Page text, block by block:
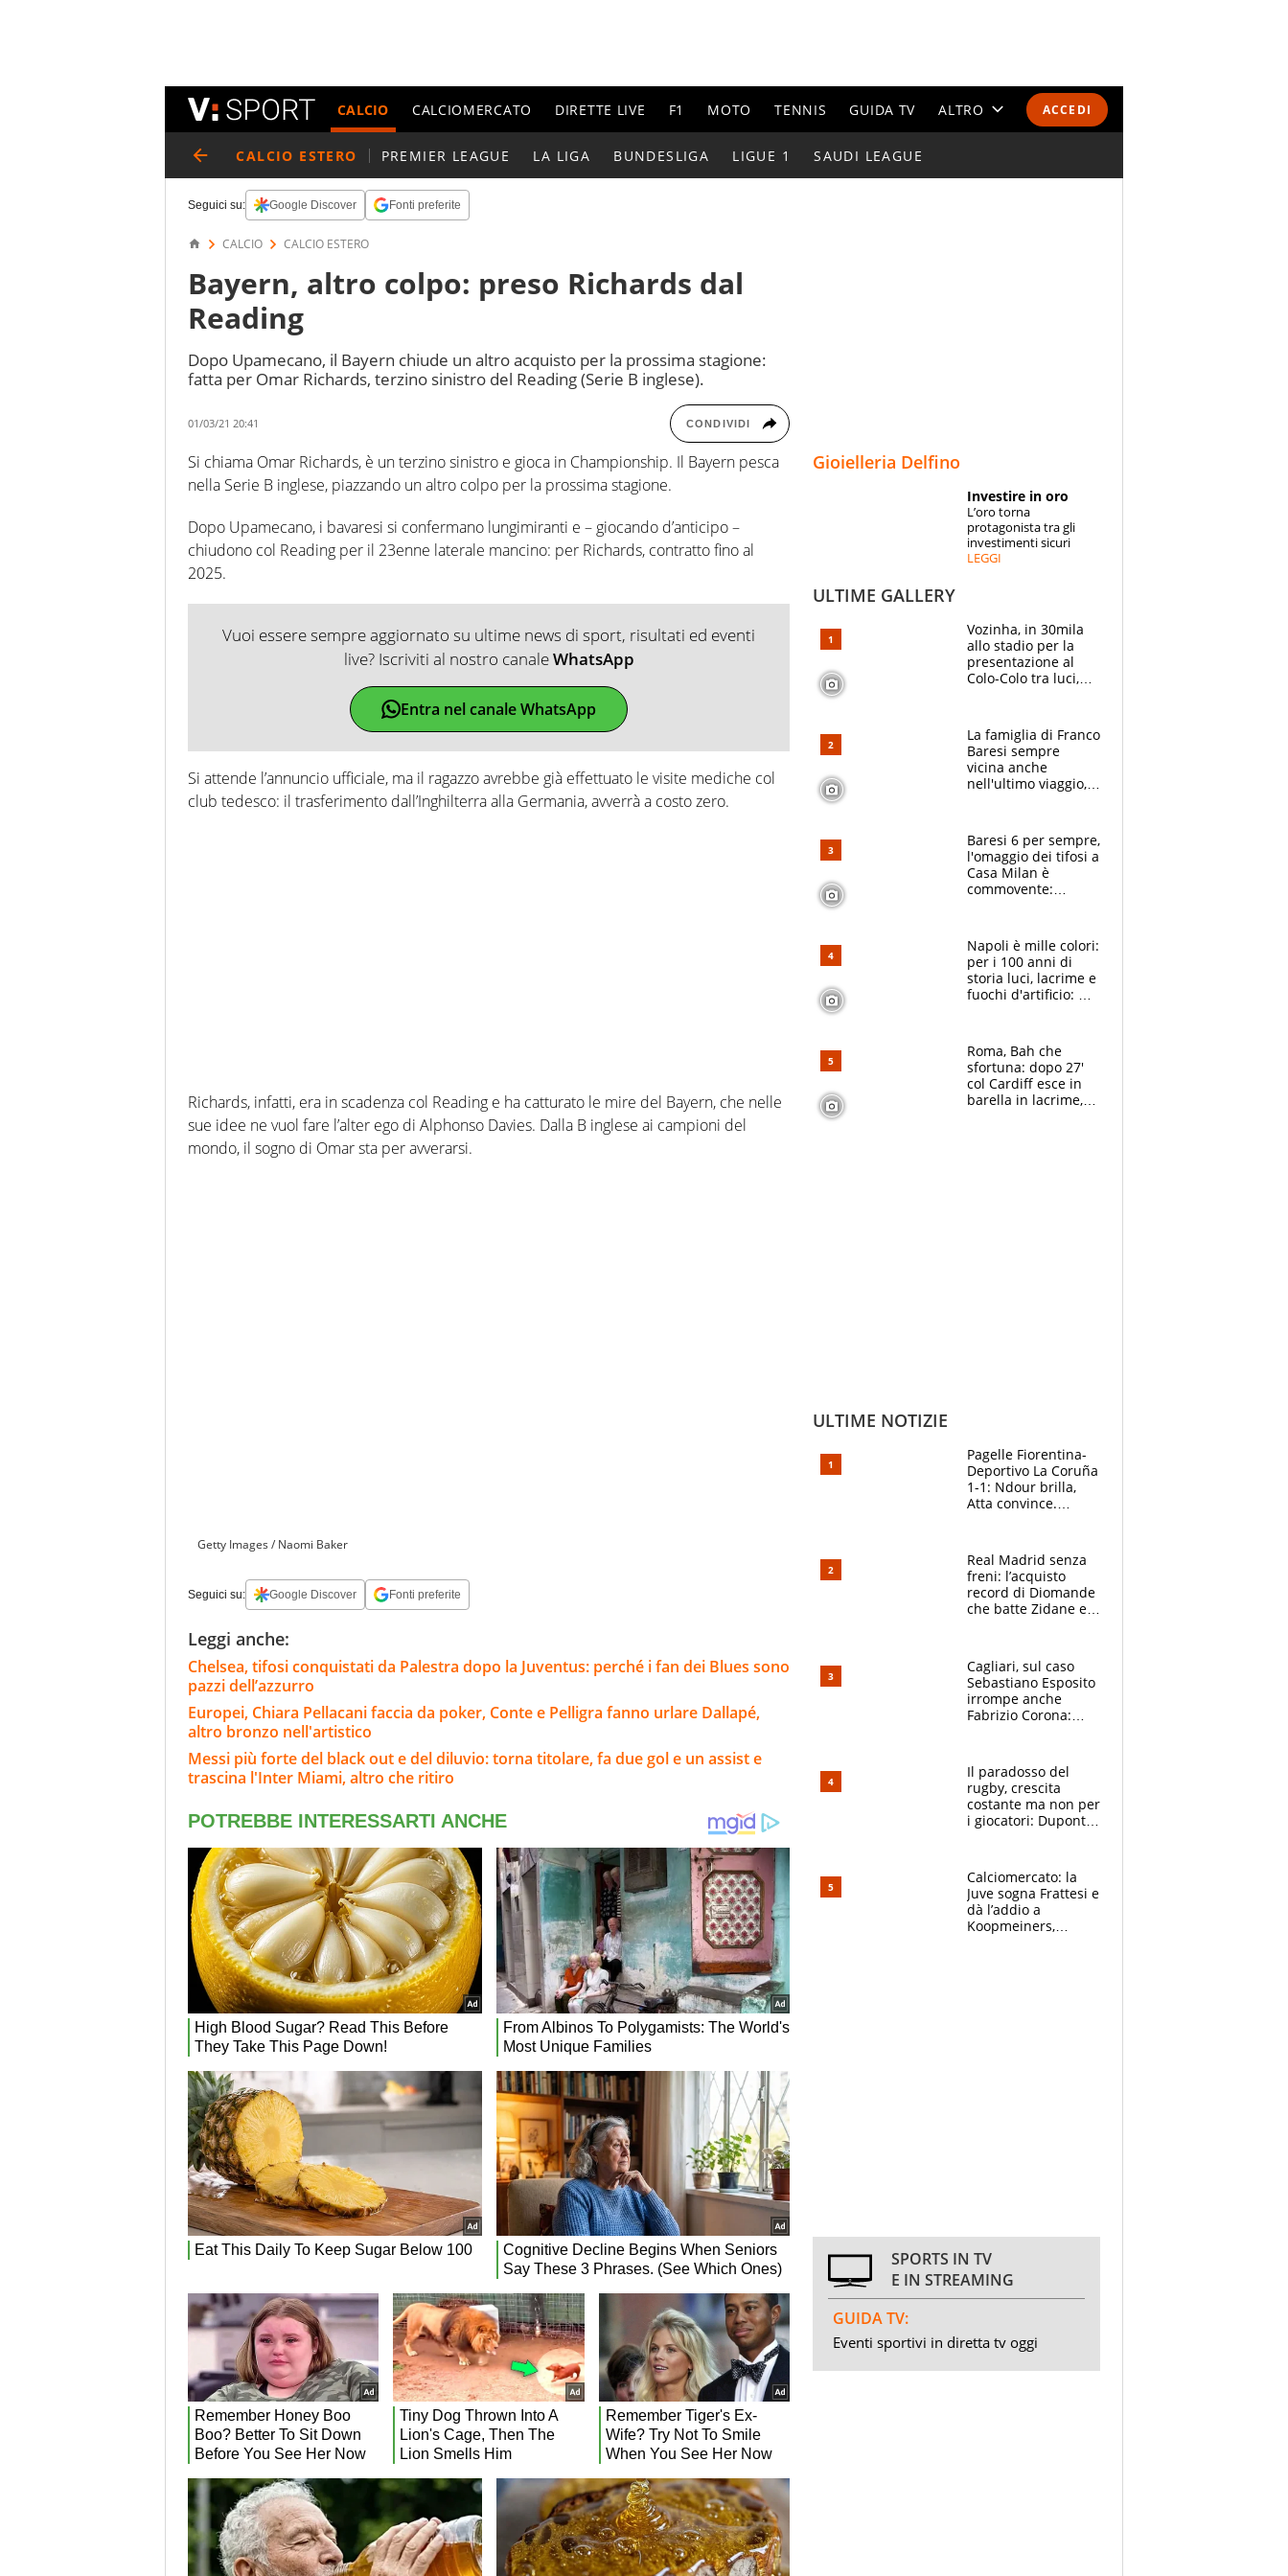
ACCEDI
CALCIO CALCIOMERCATO DIRETTE LIVE F1 MOTO TENNIS GUIDA TV ALTRO
ESPERTI
CALCIO ESTERO PREMIER LEAGUE LA LIGA BUNDESLIGA LIGUE 1 SAUDI LEAGUE
Seguici su: Google Discover Fonti preferite
CALCIO CALCIO ESTERO
Bayern, altro colpo: preso Richards dal
Reading
Dopo Upamecano, il Bayern chiude un altro acquisto per la prossima stagione:
fatta per Omar Richards, terzino sinistro del Reading (Serie B inglese).
01/03/21 20:41 CONDIVIDI
Si chiama Omar Richards, è un terzino sinistro e gioca in Championship. Il Bayern pesca
nella Serie B inglese, piazzando un altro colpo per la prossima stagione.
Dopo Upamecano, i bavaresi si confermano lungimiranti e – giocando d’anticipo –
chiudono col Reading per il 23enne laterale mancino: per Richards, contratto fino al
2025.
Vuoi essere sempre aggiornato su ultime news di sport, risultati ed eventi
live? Iscriviti al nostro canaleWhatsApp
Entra nel canale WhatsApp
Si attende l’annuncio ufficiale, ma il ragazzo avrebbe già effettuato le visite mediche col
club tedesco: il trasferimento dall’Inghilterra alla Germania, avverrà a costo zero.
Richards, infatti, era in scadenza col Reading e ha catturato le mire del Bayern, che nelle
sue idee ne vuol fare l’alter ego di Alphonso Davies. Dalla B inglese ai campioni del
mondo, il sogno di Omar sta per avverarsi.
Getty Images / Naomi Baker
Seguici su: Google Discover Fonti preferite
Leggi anche:
Chelsea, tifosi conquistati da Palestra dopo la Juventus: perché i fan dei Blues sono
pazzi dell’azzurro
Europei, Chiara Pellacani faccia da poker, Conte e Pelligra fanno urlare Dallapé,
altro bronzo nell'artistico
Messi più forte del black out e del diluvio: torna titolare, fa due gol e un assist e
trascina l'Inter Miami, altro che ritiro
Gioielleria Delfino
Investire in oro
L’oro torna
protagonista tra gli
investimenti sicuri
LEGGI
ULTIME GALLERY
Vozinha, in 30mila
allo stadio per la
presentazione al
Colo-Colo tra luci,
La famiglia di Franco
Baresi sempre
vicina anche
nell'ultimo viaggio,
circondati
dall'affetto dei tifosi
Baresi 6 per sempre,
l'omaggio dei tifosi a
Casa Milan è
commovente:
bigliettini
Napoli è mille colori:
per i 100 anni di
storia luci, lacrime e
fuochi d'artificio: De
Roma, Bah che
sfortuna: dopo 27'
col Cardiff esce in
barella in lacrime,
ULTIME NOTIZIE
Pagelle Fiorentina-
Deportivo La Coruña
1-1: Ndour brilla,
Atta convince.
Real Madrid senza
freni: l’acquisto
record di Diomande
che batte Zidane e
Cagliari, sul caso
Sebastiano Esposito
irrompe anche
Fabrizio Corona:
prove”
Il paradosso del
rugby, crescita
costante ma non per
i giocatori: Dupont
solo 1,4 milioni
all'anno
Calciomercato: la
Juve sogna Frattesi e
dà l’addio a
Koopmeiners,
SPORTS IN TV
E IN STREAMING
GUIDA TV:
Eventi sportivi in diretta tv oggi